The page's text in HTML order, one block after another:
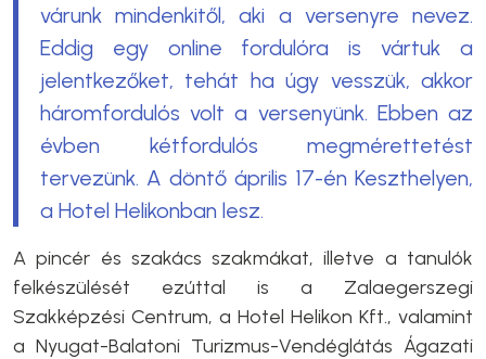
várunk mindenkitől, aki a versenyre nevez.
Eddig egy online fordulóra is vártuk a
jelentkezőket, tehát ha úgy vesszük, akkor
háromfordulós volt a versenyünk. Ebben az
évben kétfordulós megmérettetést
tervezünk. A döntő április 17-én Keszthelyen,
a Hotel Helikonban lesz.
A pincér és szakács szakmákat, illetve a tanulók
felkészülését ezúttal is a Zalaegerszegi
Szakképzési Centrum, a Hotel Helikon Kft., valamint
a Nyugat-Balatoni Turizmus-Vendéglátás Ágazati